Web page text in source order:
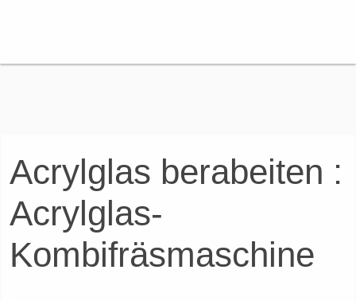
Acrylglas berabeiten :
Acrylglas-
Kombifräsmaschine